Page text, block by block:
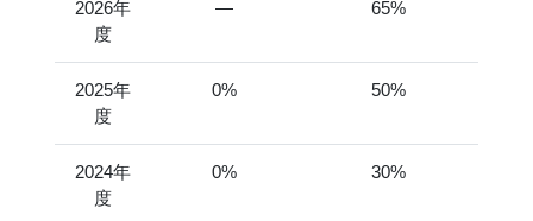
2026年
度
― 65%
2025年
度
0% 50%
2024年
度
0% 30%